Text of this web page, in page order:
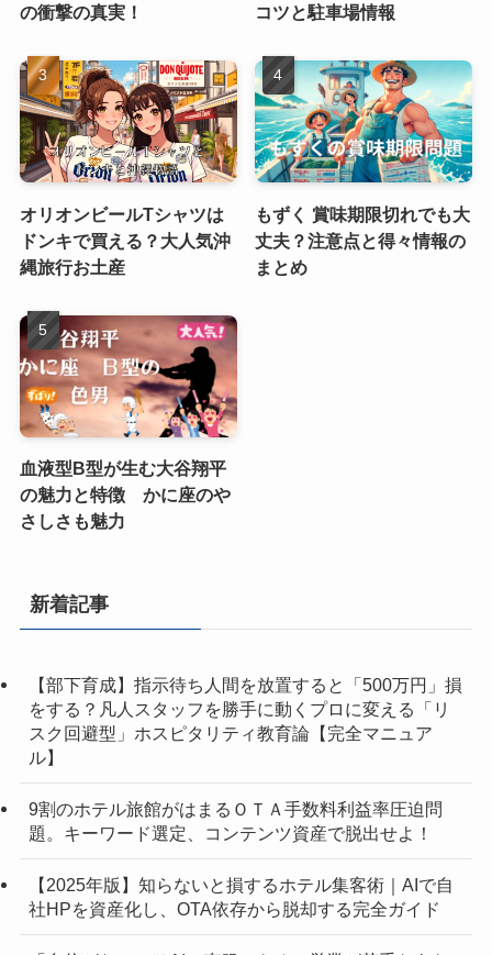
の衝撃の真実！
コツと駐車場情報
オリオンビールTシャツは
ドンキで買える？大人気沖
縄旅行お土産
もずく 賞味期限切れでも大
丈夫？注意点と得々情報の
まとめ
血液型B型が生む大谷翔平
の魅力と特徴 かに座のや
さしさも魅力
新着記事
【部下育成】指示待ち人間を放置すると「500万円」損
をする？凡人スタッフを勝手に動くプロに変える「リ
スク回避型」ホスピタリティ教育論【完全マニュア
ル】
9割のホテル旅館がはまるＯＴＡ手数料利益率圧迫問
題。キーワード選定、コンテンツ資産で脱出せよ！
【2025年版】知らないと損するホテル集客術｜AIで自
社HPを資産化し、OTA依存から脱却する完全ガイド